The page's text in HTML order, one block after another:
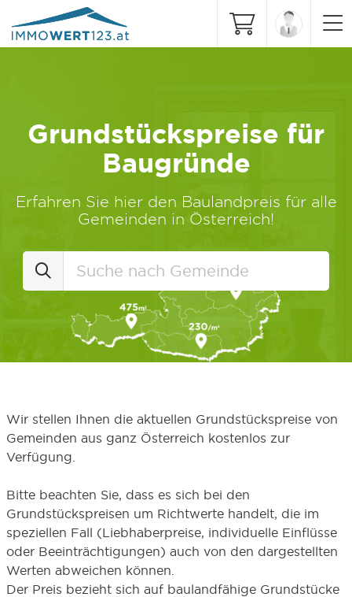
Grundstückspreise für
Baugründe
Erfahren Sie hier den Baulandpreis für alle
Gemeinden in Österreich!
Wir stellen Ihnen die aktuellen Grundstückspreise von
Gemeinden aus ganz Österreich kostenlos zur
Verfügung.
Bitte beachten Sie, dass es sich bei den
Grundstückspreisen um Richtwerte handelt, die im
speziellen Fall (Liebhaberpreise, individuelle Einflüsse
oder Beeinträchtigungen) auch von den dargestellten
Werten abweichen können.
Der Preis bezieht sich auf baulandfähige Grundstücke